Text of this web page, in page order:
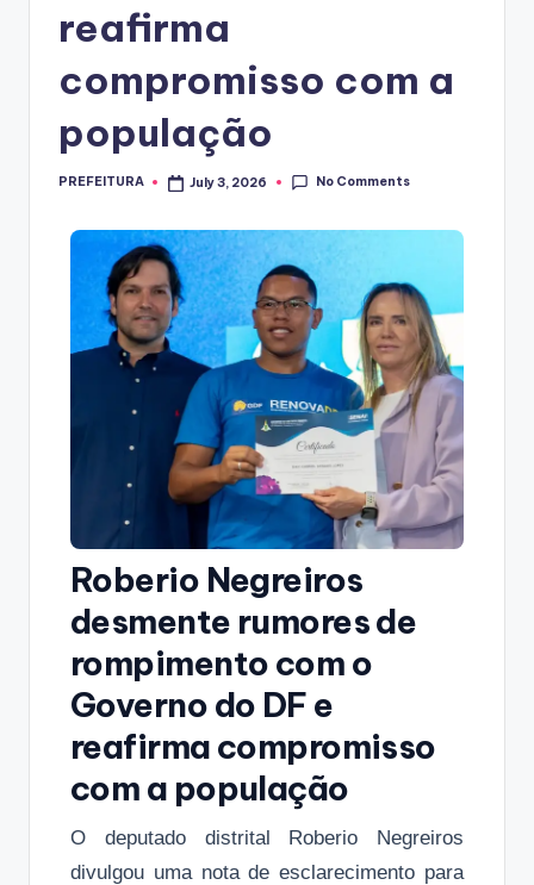
reafirma
compromisso com a
população
Posted
PREFEITURA July 3, 2026 No Comments
Roberio Negreiros
desmente rumores de
rompimento com o
Governo do DF e
reafirma compromisso
com a população
O deputado distrital Roberio Negreiros
divulgou uma nota de esclarecimento para